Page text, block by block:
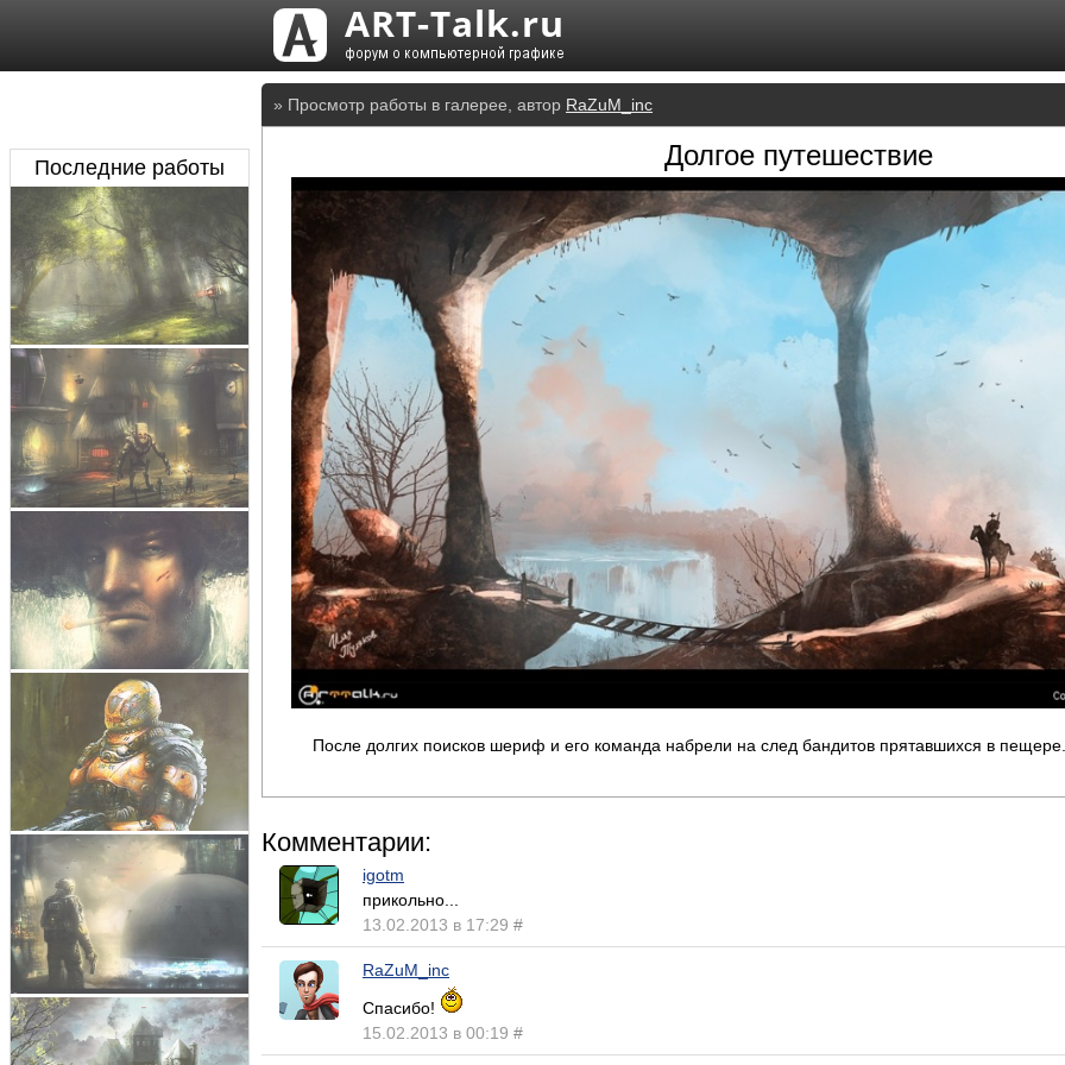
» Просмотр работы в галерее, автор RaZuM_inc
Долгое путешествие
После долгих поисков шериф и его команда набрели на след бандитов прятавшихся в
Комментарии:
igotm
прикольно...
13.02.2013 в 17:29 #
RaZuM_inc
Спасибо!
15.02.2013 в 00:19 #
Последние работы